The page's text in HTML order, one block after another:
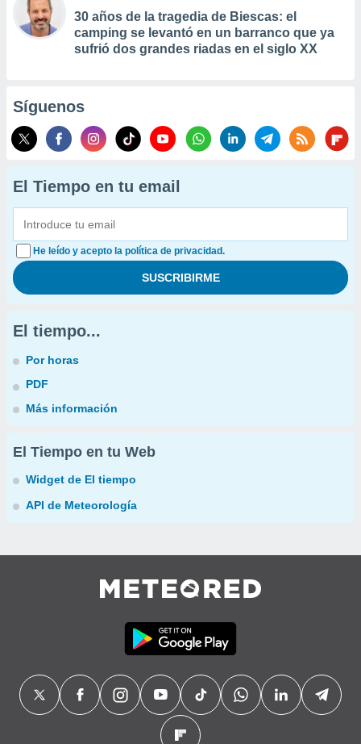
30 años de la tragedia de Biescas: el
camping se levantó en un barranco que ya
sufrió dos grandes riadas en el siglo XX
Síguenos
El Tiempo en tu email
He leído y acepto la política de privacidad.
El tiempo...
Por horas
PDF
Más información
El Tiempo en tu Web
Widget de El tiempo
API de Meteorología